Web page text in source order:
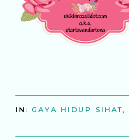
IN:GAYA HIDUP SIHAT,